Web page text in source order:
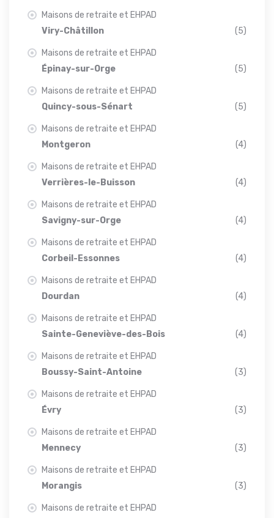
Maisons de retraite et EHPAD
Viry-Châtillon
(5)
Maisons de retraite et EHPAD
Épinay-sur-Orge
(5)
Maisons de retraite et EHPAD
Quincy-sous-Sénart
(5)
Maisons de retraite et EHPAD
Montgeron
(4)
Maisons de retraite et EHPAD
Verrières-le-Buisson
(4)
Maisons de retraite et EHPAD
Savigny-sur-Orge
(4)
Maisons de retraite et EHPAD
Corbeil-Essonnes
(4)
Maisons de retraite et EHPAD
Dourdan
(4)
Maisons de retraite et EHPAD
Sainte-Geneviève-des-Bois
(4)
Maisons de retraite et EHPAD
Boussy-Saint-Antoine
(3)
Maisons de retraite et EHPAD
Évry
(3)
Maisons de retraite et EHPAD
Mennecy
(3)
Maisons de retraite et EHPAD
Morangis
(3)
Maisons de retraite et EHPAD